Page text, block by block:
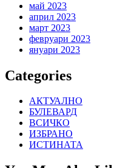
май 2023
април 2023
март 2023
февруари 2023
януари 2023
Categories
АКТУАЛНО
БУЛЕВАРД
ВСИЧКО
ИЗБРАНО
ИСТИНАТА